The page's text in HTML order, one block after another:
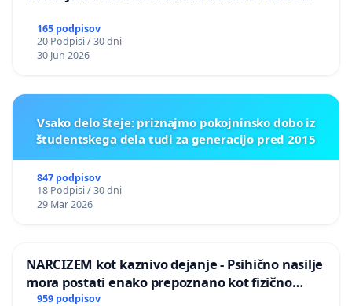
165 podpisov
20 Podpisi / 30 dni
30 Jun 2026
Vsako delo šteje: priznajmo pokojninsko dobo iz
študentskega dela tudi za generacijo pred 2015
847 podpisov
18 Podpisi / 30 dni
29 Mar 2026
NARCIZEM kot kaznivo dejanje - Psihično nasilje
mora postati enako prepoznano kot fizično
nasilje
959 podpisov